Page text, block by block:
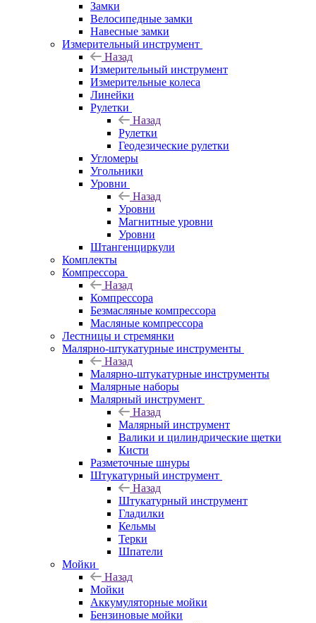
Замки
Велосипедные замки
Навесные замки
Измерительный инструмент
Назад
Измерительный инструмент
Измерительные колеса
Линейки
Рулетки
Назад
Рулетки
Геодезические рулетки
Угломеры
Угольники
Уровни
Назад
Уровни
Магнитные уровни
Уровни
Штангенциркули
Комплекты
Компрессора
Назад
Компрессора
Безмасляные компрессора
Масляные компрессора
Лестницы и стремянки
Малярно-штукатурные инструменты
Назад
Малярно-штукатурные инструменты
Малярные наборы
Малярный инструмент
Назад
Малярный инструмент
Валики и цилиндрические щетки
Кисти
Разметочные шнуры
Штукатурный инструмент
Назад
Штукатурный инструмент
Гладилки
Кельмы
Терки
Шпатели
Мойки
Назад
Мойки
Аккумуляторные мойки
Бензиновые мойки